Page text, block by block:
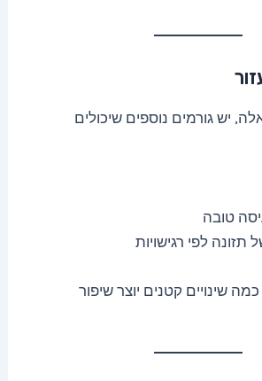
יש גורמים נוספים שיכולים
טובה
לפי רגישויות
שינויים קטנים יוצר שיפור